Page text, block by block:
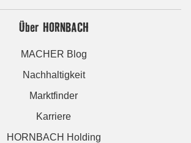
Über HORNBACH
MACHER Blog
Nachhaltigkeit
Marktfinder
Karriere
HORNBACH Holding